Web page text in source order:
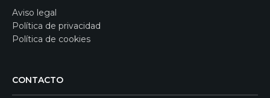
Aviso legal
Política de privacidad
Política de cookies
CONTACTO